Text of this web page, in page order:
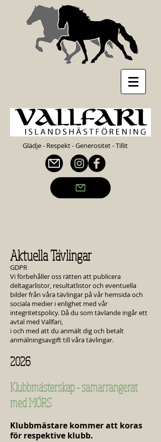
Glädje - Respekt - Generositet - Tillit
Aktuella Tävlingar
GDPR
Vi förbehåller oss rätten att publicera
deltagarlistor, resultatlistor och eventuella
bilder från våra tävlingar på vår hemsida och
sociala medier i enlighet med vår
integritetspolicy. Då du som tävlande ingår ett
avtal med Vallfari,
i och med att du anmält dig och betalt
anmälningsavgift till våra tävlingar.
​2026
Klubbmästerskap - samarrangerat
med MÖRS
Klubbmästare kommer att koras
för respektive klubb.